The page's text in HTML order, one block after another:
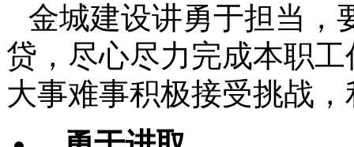
金城建设讲勇于担当，
贷，尽心尽力完成本职
大事难事积极接受挑战